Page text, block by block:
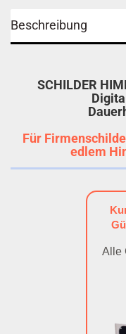
Beschreibung
SCHILDER
Für
edlem
Alle